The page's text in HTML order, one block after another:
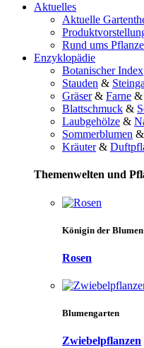
Aktuelles
Aktuelle
Rund ums
Enzyklopädie
Botanischer Index
Stauden &
Gräser& Farne &
Blattschmuck &
Laubgehölze &
Sommerblumen &
Kräuter&
Themenwelten und
Königin der Blumen
Rosen
Blumengarten
Zwiebelpflanzen